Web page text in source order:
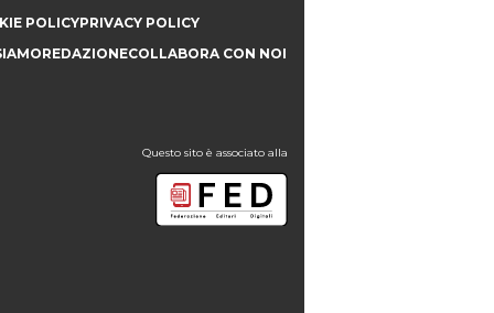
POLICYPRIVACY POLICY
REDAZIONECOLLABORA CON NOI
Questo sito è associato alla